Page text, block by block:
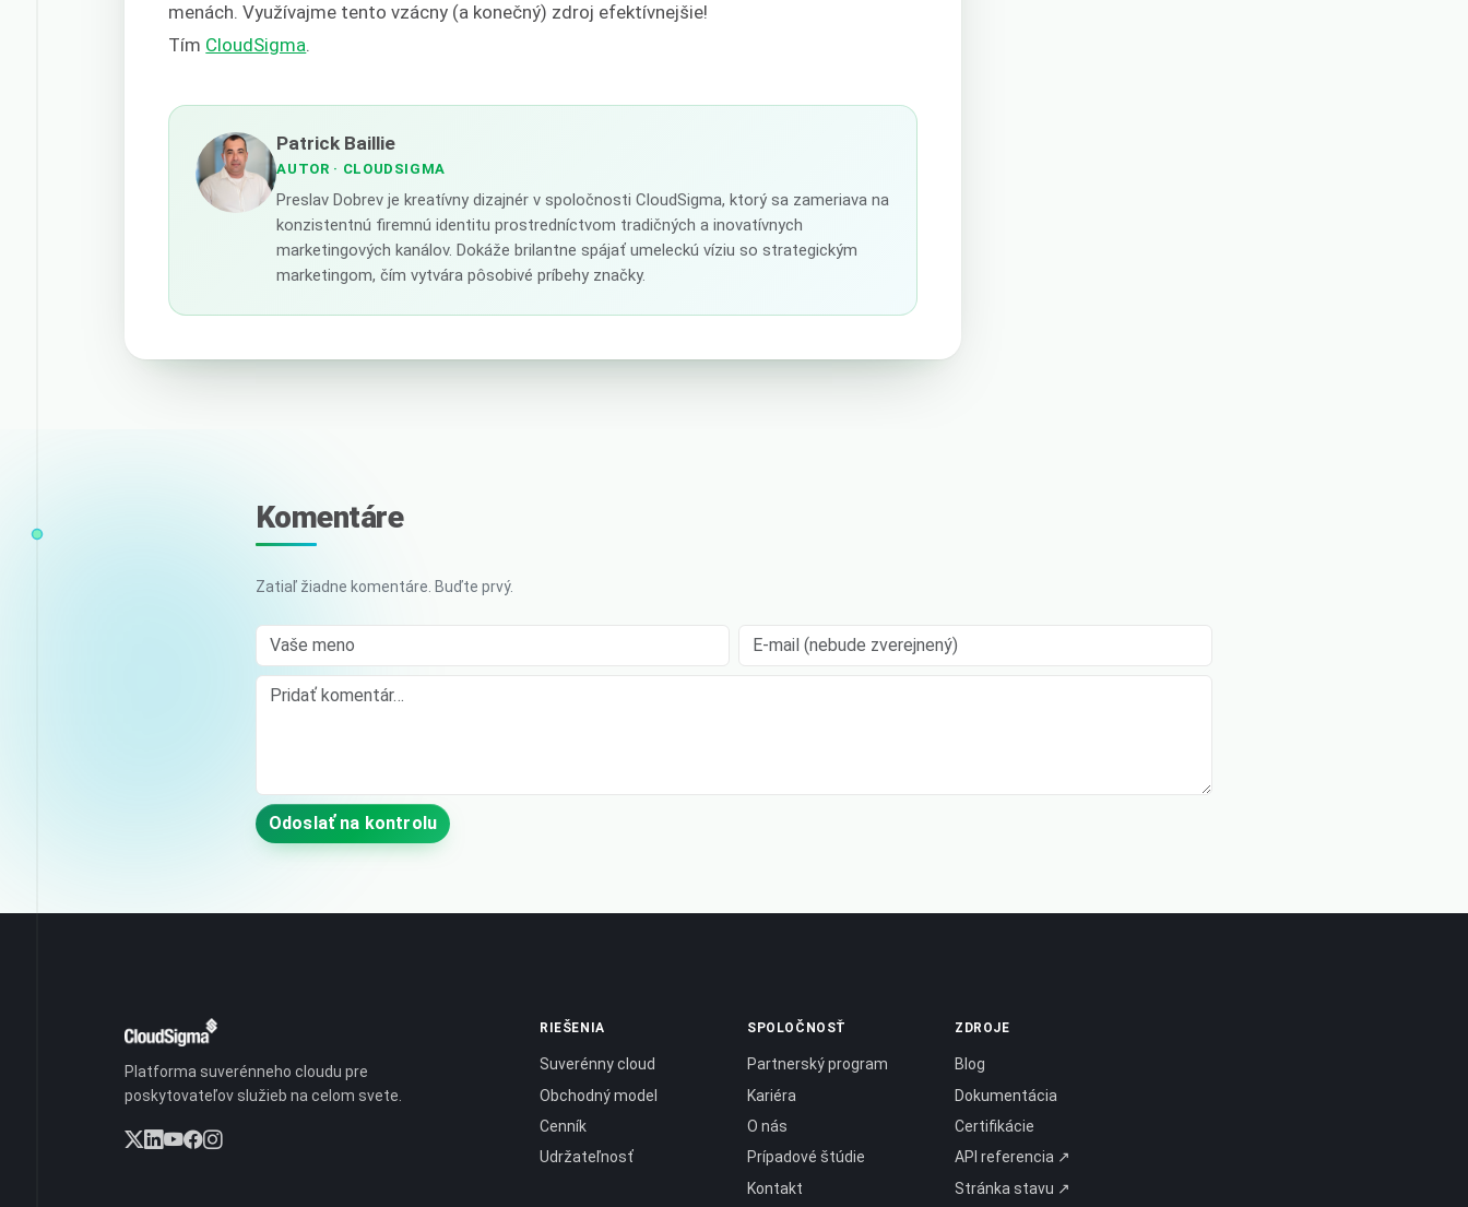
menách. Využívajme tento vzácny (a konečný) zdroj efektívnejšie!
Tím CloudSigma.
Patrick Baillie
AUTOR · CLOUDSIGMA
Preslav Dobrev je kreatívny dizajnér v spoločnosti CloudSigma, ktorý sa zameriava na
konzistentnú firemnú identitu prostredníctvom tradičných a inovatívnych
marketingových kanálov. Dokáže brilantne spájať umeleckú víziu so strategickým
marketingom, čím vytvára pôsobivé príbehy značky.
Komentáre
Zatiaľ žiadne komentáre. Buďte prvý.
Vaše meno E-mail (nebude zverejnený)
Comment
Odoslať na kontrolu
Platforma suverénneho cloudu pre
poskytovateľov služieb na celom svete.
RIEŠENIA
Suverénny cloud
Obchodný model
Cenník
Udržateľnosť
SPOLOČNOSŤ
Partnerský program
Kariéra
O nás
Prípadové štúdie
Kontakt
ZDROJE
Blog
Dokumentácia
Certifikácie
API referencia ↗
Stránka stavu ↗